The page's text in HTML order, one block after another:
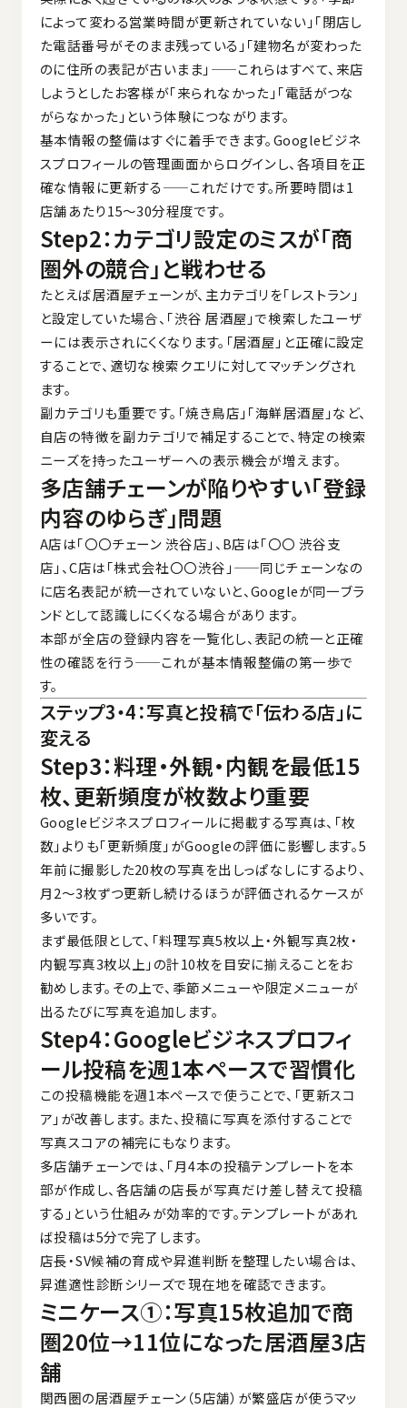
によって変わる営業時間が更新されていない」「閉店し
た電話番号がそのまま残っている」「建物名が変わった
のに住所の表記が古いまま」——これらはすべて、来店
しようとしたお客様が「来られなかった」「電話がつな
がらなかった」という体験につながります。
基本情報の整備はすぐに着手できます。Googleビジネ
スプロフィールの管理画面からログインし、各項目を正
確な情報に更新する——これだけです。所要時間は1
店舗あたり15〜30分程度です。
Step2：カテゴリ設定のミスが「商
圏外の競合」と戦わせる
たとえば居酒屋チェーンが、主カテゴリを「レストラン」
と設定していた場合、「渋谷 居酒屋」で検索したユーザ
ーには表示されにくくなります。「居酒屋」と正確に設定
することで、適切な検索クエリに対してマッチングされ
ます。
副カテゴリも重要です。「焼き鳥店」「海鮮居酒屋」など、
自店の特徴を副カテゴリで補足することで、特定の検索
ニーズを持ったユーザーへの表示機会が増えます。
多店舗チェーンが陥りやすい「登録
内容のゆらぎ」問題
A店は「〇〇チェーン 渋谷店」、B店は「〇〇 渋谷支
店」、C店は「株式会社〇〇渋谷」——同じチェーンなの
に店名表記が統一されていないと、Googleが同一ブラ
ンドとして認識しにくくなる場合があります。
本部が全店の登録内容を一覧化し、表記の統一と正確
性の確認を行う——これが基本情報整備の第一歩で
す。
ステップ3・4：写真と投稿で「伝わる店」に
変える
Step3：料理・外観・内観を最低15
枚、更新頻度が枚数より重要
Googleビジネスプロフィールに掲載する写真は、「枚
数」よりも「更新頻度」がGoogleの評価に影響します。5
年前に撮影した20枚の写真を出しっぱなしにするより、
月2〜3枚ずつ更新し続けるほうが評価されるケースが
多いです。
まず最低限として、「料理写真5枚以上・外観写真2枚・
内観写真3枚以上」の計10枚を目安に揃えることをお
勧めします。その上で、季節メニューや限定メニューが
出るたびに写真を追加します。
Step4：Googleビジネスプロフィ
ール投稿を週1本ペースで習慣化
この投稿機能を週1本ペースで使うことで、「更新スコ
ア」が改善します。また、投稿に写真を添付することで
写真スコアの補完にもなります。
多店舗チェーンでは、「月4本の投稿テンプレートを本
部が作成し、各店舗の店長が写真だけ差し替えて投稿
する」という仕組みが効率的です。テンプレートがあれ
ば投稿は5分で完了します。
店長・SV候補の育成や昇進判断を整理したい場合は、
昇進適性診断シリーズで現在地を確認できます。
ミニケース①：写真15枚追加で商
圏20位→11位になった居酒屋3店
舗
関西圏の居酒屋チェーン（5店舗）が繁盛店が使うマッ